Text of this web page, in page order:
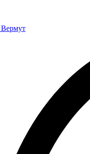
Вермут